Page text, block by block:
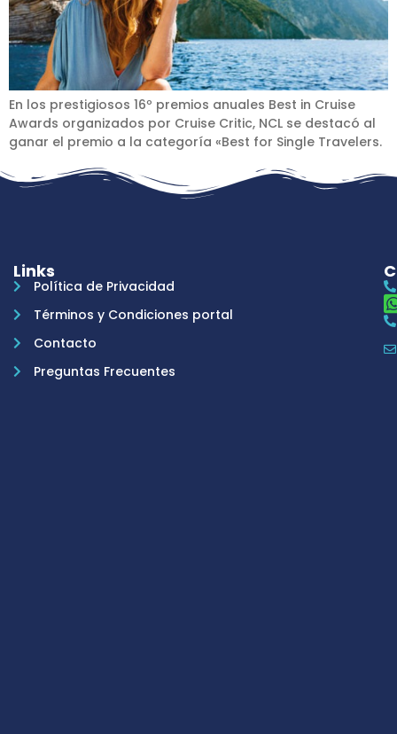
En los prestigiosos 16º premios anuales Best in Cruise
Awards organizados por Cruise Critic, NCL se destacó al
ganar el premio a la categoría «Best for Single Travelers.
Links
Política de Privacidad
Términos y Condiciones portal
Contacto
Preguntas Frecuentes